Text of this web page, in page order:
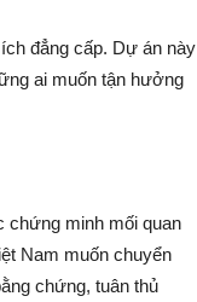
đẳng cấp. Dự án này
ai muốn tận hưởng
chứng minh mối quan
Nam muốn chuyển
chứng, tuân thủ